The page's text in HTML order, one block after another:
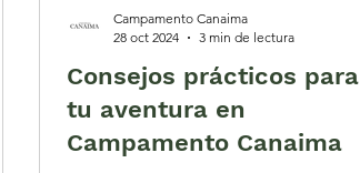
Consejos prácticos para
tu aventura en
Campamento Canaima
Campamento Canaima
28 oct 2024
3 min de lectura